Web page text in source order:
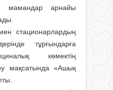
мамандар арнайы
стационарлардың
тұрғындарға
көмектің
мақсатында «Ашық